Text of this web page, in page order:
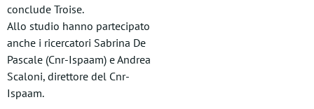
conclude Troise.
Allo studio hanno partecipato
anche i ricercatori Sabrina De
Pascale (Cnr-Ispaam) e Andrea
Scaloni, direttore del Cnr-
Ispaam.